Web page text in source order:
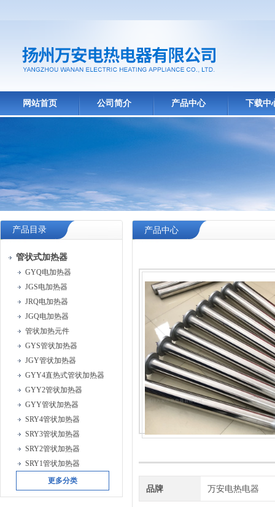
网站首页 公司简介 产品中心 下载中
产品目录
管状式加热器
GYQ电加热器
JGS电加热器
JRQ电加热器
JGQ电加热器
管状加热元件
GYS管状加热器
JGY管状加热器
GYY4直热式管状加热器
GYY2管状加热器
GYY管状加热器
SRY4管状加热器
SRY3管状加热器
SRY2管状加热器
SRY1管状加热器
更多分类
产品中心
品牌 万安电热电器